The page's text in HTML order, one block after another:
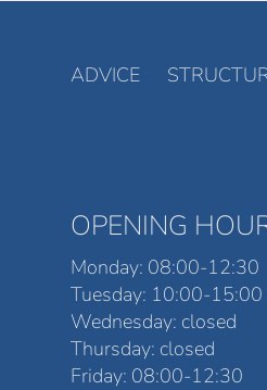
ADVICE
OPENING
Monday: 08:00-12:30
Tuesday: 10:00-15:00
Wednesday: closed
Thursday: closed
Friday: 08:00-12:30